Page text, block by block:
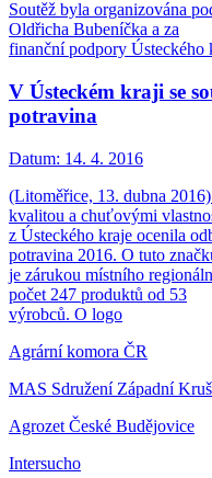
Soutěž byla organizována
Oldřicha Bubeníčka a za
finanční podpory Ústeckého
V Ústeckém kraji se
potravina
Datum: 14. 4. 2016
(Litoměřice, 13. dubna
kvalitou a chuťovými
z Ústeckého kraje ocenila
potravina 2016. O tuto
je zárukou místního
počet 247 produktů od 53
výrobců. O logo
Agrární komora ČR
MAS Sdružení Západní
Agrozet České Budějovice
Intersucho